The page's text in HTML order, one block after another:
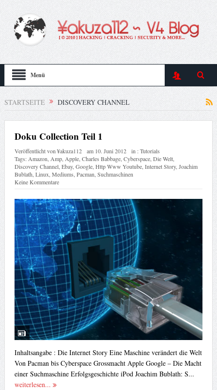
Menü
STARTSEITE DISCOVERY CHANNEL
Doku Collection Teil 1
Veröffentlicht von¥akuza112 am 10. Juni 2012 in :Tutorials
Tags: Amazon Amp, Apple, Charles Babbage, Cyberspace, Die Welt,
Discovery Channel, Ebay, Google, Http Www Youtube, Internet Story, Joachim
Bublath Linux Mediums Pacman Suchmaschinen
Keine Kommentare
Inhaltsangabe : Die Internet Story Eine Maschine verändert die Welt
Von Pacman bis Cyberspace Grossmacht Apple Google – Die Macht
einer Suchmaschine Erfolgsgeschichte iPod Joachim Bublath: S...
weiterlesen...